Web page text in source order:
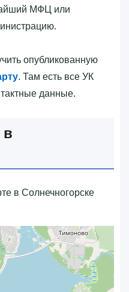
МФЦ или
опубликованную
. Там есть все УК
данные.
в Солнечногорске